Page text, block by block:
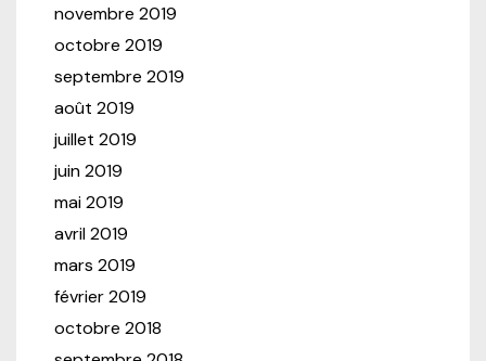
novembre 2019
octobre 2019
septembre 2019
août 2019
juillet 2019
juin 2019
mai 2019
avril 2019
mars 2019
février 2019
octobre 2018